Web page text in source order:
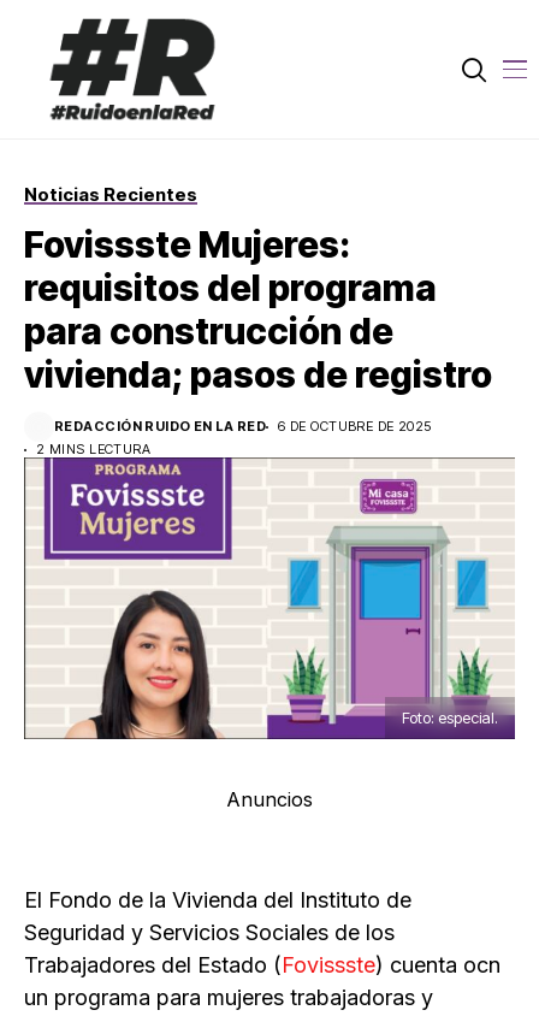
Noticias Recientes
Fovissste Mujeres:
requisitos del programa
para construcción de
vivienda; pasos de registro
REDACCIÓN RUIDO EN LA RED
6 DE OCTUBRE DE 2025
2 MINS LECTURA
Foto: especial.
Anuncios
El Fondo de la Vivienda del Instituto de
Seguridad y Servicios Sociales de los
Trabajadores del Estado (Fovissste) cuenta ocn
un programa para mujeres trabajadoras y